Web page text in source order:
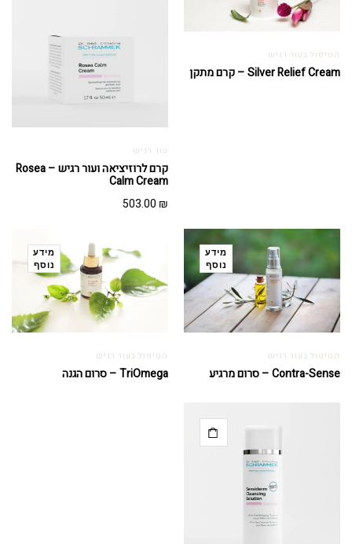
הטיפול בעור רגיש
Silver Relief Cream – קרם מתקן
עור רגיש
קרם לרוזיציאה ועור רגיש – Rosea
Calm Cream
503.00 ₪
מידע
נוסף
הטיפול בעור רגיש
Contra-Sense – סרום מרגיע
מידע
נוסף
הטיפול בעור רגיש
TriOmega – סרום הגנה